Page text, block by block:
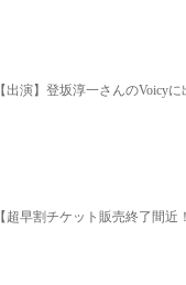
【出演】登坂淳一さんのVoicyに
【超早割チケット販売終了間近